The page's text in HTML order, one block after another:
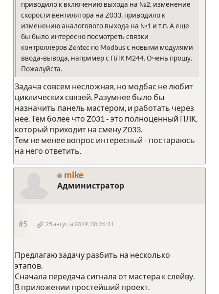
приводило к включению выхода на №2, изменение
скорости вентилятора на Z033, приводило к
изменению аналогового выхода на №1 и т.п. А еще
бы было интересно посмотреть связки
контроллеров Zentec по Modbus с новыми модулями
ввода-вывода, например с ПЛК M244. Очень прошу.
Пожалуйста.
Задача совсем несложная, но модбас не любит
циклических связей. Разумнее было бы
назначить панель мастером, и работать через
нее. Тем более что Z031 - это полноценный ПЛК,
который приходит на смену Z033.
Тем не менее вопрос интересный - постараюсь
на него ответить.
mike
Администратор
#5 25 августа 2019, 00:26:31
Предлагаю задачу разбить на несколько
этапов.
Сначала передача сигнала от мастера к слейву.
В приложении простейший проект.